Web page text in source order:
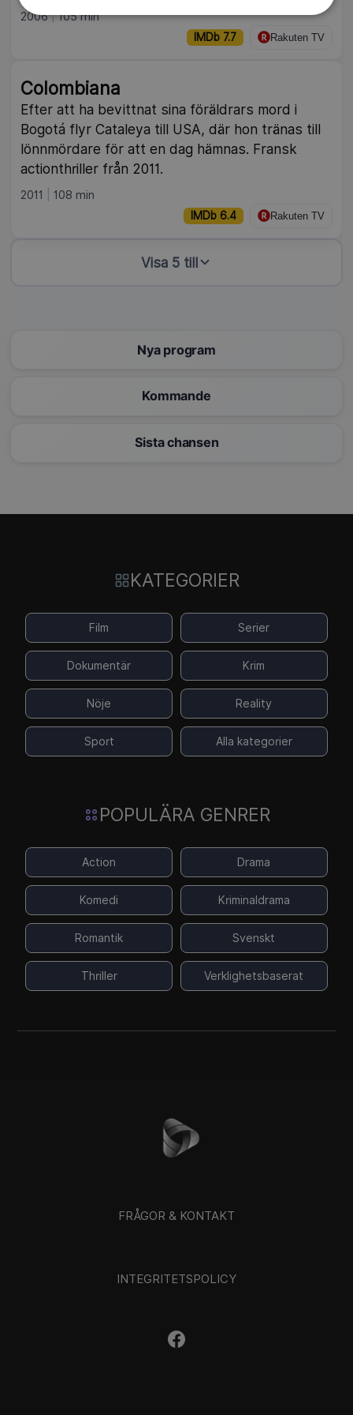
2006 105 min
IMDb 7.7 Rakuten TV
Colombiana
Efter att ha bevittnat sina föräldrars mord i
Bogotá flyr Cataleya till USA, där hon tränas till
lönnmördare för att en dag hämnas. Fransk
actionthriller från 2011.
2011 108 min
IMDb 6.4 Rakuten TV
Visa 5 till
Nya program
Kommande
Sista chansen
KATEGORIER
Film Serier
Dokumentär Krim
Nöje Reality
Sport Alla kategorier
POPULÄRA GENRER
Action Drama
Komedi Kriminaldrama
Romantik Svenskt
Thriller Verklighetsbaserat
FRÅGOR & KONTAKT
INTEGRITETSPOLICY